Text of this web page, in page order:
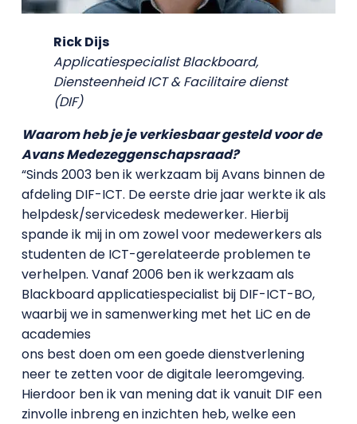
Rick Dijs
Applicatiespecialist Blackboard,
Diensteenheid ICT & Facilitaire dienst
(DIF)
Waarom heb je je verkiesbaar gesteld voor de
Avans Medezeggenschapsraad?
“Sinds 2003 ben ik werkzaam bij Avans binnen de
afdeling DIF-ICT. De eerste drie jaar werkte ik als
helpdesk/servicedesk medewerker. Hierbij
spande ik mij in om zowel voor medewerkers als
studenten de ICT-gerelateerde problemen te
verhelpen. Vanaf 2006 ben ik werkzaam als
Blackboard applicatiespecialist bij DIF-ICT-BO,
waarbij we in samenwerking met het LiC en de
academies
ons best doen om een goede dienstverlening
neer te zetten voor de digitale leeromgeving.
Hierdoor ben ik van mening dat ik vanuit DIF een
zinvolle inbreng en inzichten heb, welke een